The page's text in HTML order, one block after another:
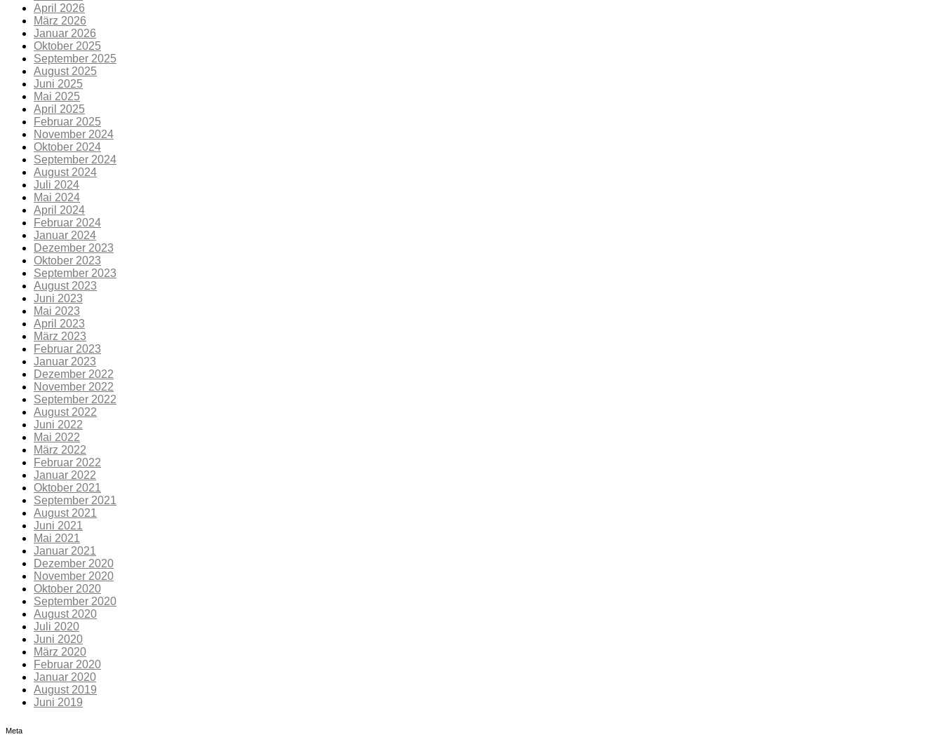
April 2026
März 2026
Januar 2026
Oktober 2025
September 2025
August 2025
Juni 2025
Mai 2025
April 2025
Februar 2025
November 2024
Oktober 2024
September 2024
August 2024
Juli 2024
Mai 2024
April 2024
Februar 2024
Januar 2024
Dezember 2023
Oktober 2023
September 2023
August 2023
Juni 2023
Mai 2023
April 2023
März 2023
Februar 2023
Januar 2023
Dezember 2022
November 2022
September 2022
August 2022
Juni 2022
Mai 2022
März 2022
Februar 2022
Januar 2022
Oktober 2021
September 2021
August 2021
Juni 2021
Mai 2021
Januar 2021
Dezember 2020
November 2020
Oktober 2020
September 2020
August 2020
Juli 2020
Juni 2020
März 2020
Februar 2020
Januar 2020
August 2019
Juni 2019
Meta